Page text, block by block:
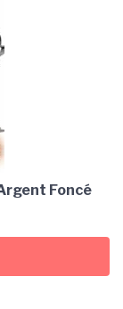
Foncé